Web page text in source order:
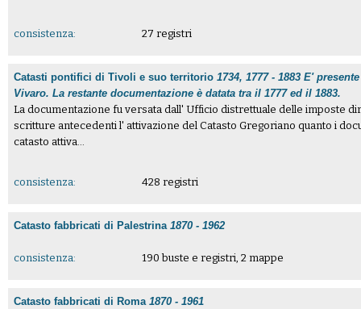
consistenza: 27 registri
Catasti pontifici di Tivoli e suo territorio1734, 1777 - 1883 E'
Vivaro. La restante documentazione è datata tra il 1777 ed il 1883.
La documentazione fu versata dall' Ufficio distrettuale delle imposte
scritture antecedenti l' attivazione del Catasto Gregoriano quanto i
catasto attiva...
consistenza: 428 registri
Catasto fabbricati di Palestrina1870 - 1962
consistenza: 190 buste e registri, 2 mappe
Catasto fabbricati di Roma1870 - 1961